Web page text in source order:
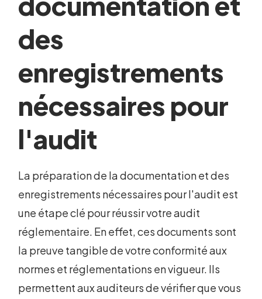
des
enregistrements
nécessaires pour
l'audit
La préparation de la documentation et des
enregistrements nécessaires pour l'audit est
une étape clé pour réussir votre audit
réglementaire. En effet, ces documents sont
la preuve tangible de votre conformité aux
normes et réglementations en vigueur. Ils
permettent aux auditeurs de vérifier que vous